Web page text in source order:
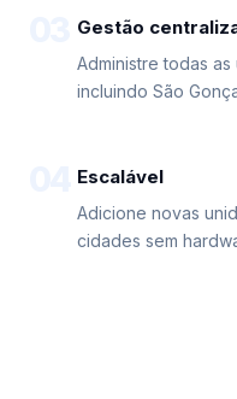
Gestão
Administre todas
incluindo São
Escalável
Adicione novas
cidades sem